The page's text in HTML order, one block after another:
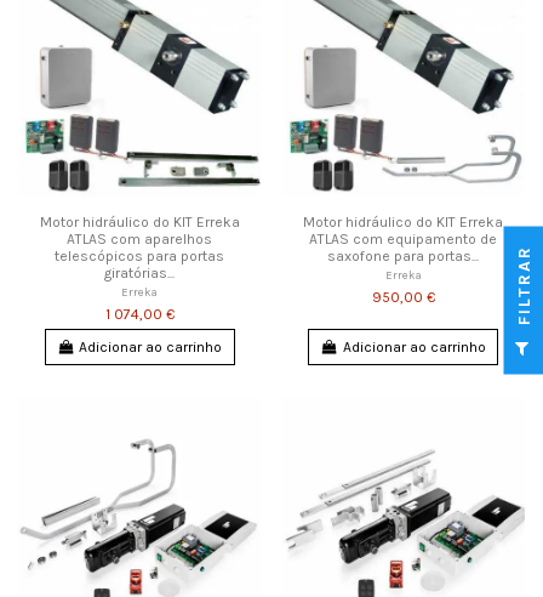
FILTRAR
Motor hidráulico do KIT Erreka
ATLAS com aparelhos
telescópicos para portas
giratórias...
Erreka
1 074,00 €
Adicionar ao carrinho
Motor hidráulico do KIT Erreka
ATLAS com equipamento de
saxofone para portas...
Erreka
950,00 €
Adicionar ao carrinho